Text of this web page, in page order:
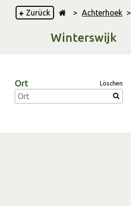
Zurück > Achterhoek >
Winterswijk
Ort Löschen